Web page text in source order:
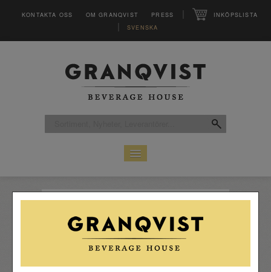
KONTAKTA OSS OM GRANQVIST PRESS | INKÖPSLISTA
| SVENSKA
SORTIMENT
CLUB
MAGASINET VINFO